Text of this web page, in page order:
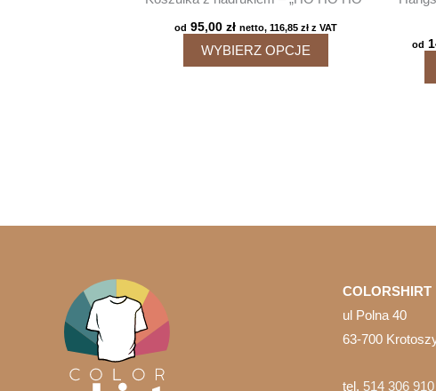
od 95,00zł netto,116,85zł z VAT
WYBIERZ OPCJE
produktu
od
COLORSHIRT
ul Polna 40
63-700
tel. 514 306 910